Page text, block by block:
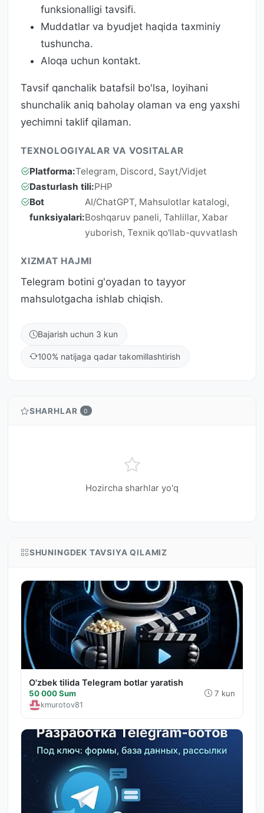
funksionalligi tavsifi.
Muddatlar va byudjet haqida taxminiy
tushuncha.
Aloqa uchun kontakt.
Tavsif qanchalik batafsil bo'lsa, loyihani
shunchalik aniq baholay olaman va eng yaxshi
yechimni taklif qilaman.
TEXNOLOGIYALAR VA VOSITALAR
Platforma:Telegram, Discord, Sayt/Vidjet
Dasturlash tili:PHP
Bot
funksiyalari:
AI/ChatGPT, Mahsulotlar katalogi,
Boshqaruv paneli, Tahlillar, Xabar
yuborish, Texnik qo'llab-quvvatlash
XIZMAT HAJMI
Telegram botini g'oyadan to tayyor
mahsulotgacha ishlab chiqish.
Bajarish uchun 3 kun
100% natijaga qadar takomillashtirish
SHARHLAR 0
Hozircha sharhlar yo'q
SHUNINGDEK TAVSIYA QILAMIZ
O'zbek tilida Telegram botlar yaratish
50 000 Sum 7 kun
kmurotov81